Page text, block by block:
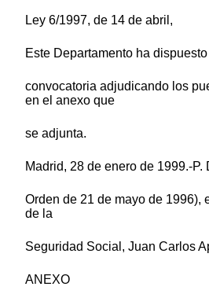
Ley 6/1997, de 14 de abril,
Este Departamento ha
convocatoria adjudicando los
en el anexo que
se adjunta.
Madrid, 28 de enero de 1999.-P.
Orden de 21 de mayo de 1996),
de la
Seguridad Social, Juan Carlos
ANEXO